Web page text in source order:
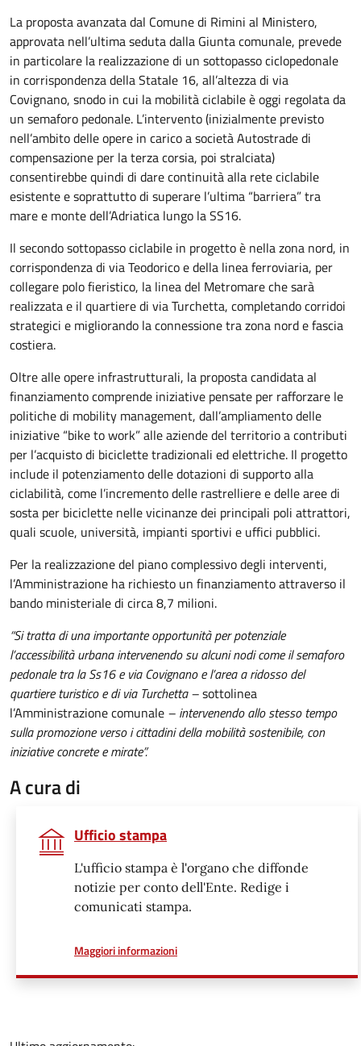
La proposta avanzata dal Comune di Rimini al Ministero,
approvata nell’ultima seduta dalla Giunta comunale, prevede
in particolare la realizzazione di un sottopasso ciclopedonale
in corrispondenza della Statale 16, all’altezza di via
Covignano, snodo in cui la mobilità ciclabile è oggi regolata da
un semaforo pedonale. L’intervento (inizialmente previsto
nell’ambito delle opere in carico a società Autostrade di
compensazione per la terza corsia, poi stralciata)
consentirebbe quindi di dare continuità alla rete ciclabile
esistente e soprattutto di superare l’ultima “barriera” tra
mare e monte dell’Adriatica lungo la SS16.
Il secondo sottopasso ciclabile in progetto è nella zona nord, in
corrispondenza di via Teodorico e della linea ferroviaria, per
collegare polo fieristico, la linea del Metromare che sarà
realizzata e il quartiere di via Turchetta, completando corridoi
strategici e migliorando la connessione tra zona nord e fascia
costiera.
Oltre alle opere infrastrutturali, la proposta candidata al
finanziamento comprende iniziative pensate per rafforzare le
politiche di mobility management, dall’ampliamento delle
iniziative “bike to work” alle aziende del territorio a contributi
per l’acquisto di biciclette tradizionali ed elettriche. Il progetto
include il potenziamento delle dotazioni di supporto alla
ciclabilità, come l’incremento delle rastrelliere e delle aree di
sosta per biciclette nelle vicinanze dei principali poli attrattori,
quali scuole, università, impianti sportivi e uffici pubblici.
Per la realizzazione del piano complessivo degli interventi,
l’Amministrazione ha richiesto un finanziamento attraverso il
bando ministeriale di circa 8,7 milioni.
“Si tratta di una importante opportunità per potenziale
l’accessibilità urbana intervenendo su alcuni nodi come il semaforo
pedonale tra la Ss16 e via Covignano e l’area a ridosso del
quartiere turistico e di via Turchetta –sottolinea
l’Amministrazione comunale – intervenendo allo stesso tempo
sulla promozione verso i cittadini della mobilità sostenibile, con
iniziative concrete e mirate”.
A cura di
Ufficio stampa
L'ufficio stampa è l'organo che diffonde
notizie per conto dell'Ente. Redige i
comunicati stampa.
Maggiori informazionia proposito di